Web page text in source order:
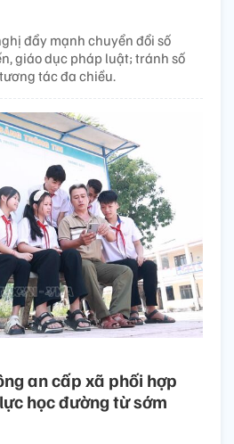
đẩy mạnh chuyển đổi số
giáo dục pháp luật; tránh số
tác đa chiều.
an cấp xã phối hợp
học đường từ sớm